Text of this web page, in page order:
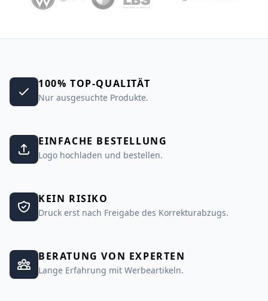
100% TOP-QUALITÄT
Nur ausgesuchte Produkte.
EINFACHE BESTELLUNG
Logo hochladen und bestellen.
KEIN RISIKO
Druck erst nach Freigabe des Korrekturabzugs.
BERATUNG VON EXPERTEN
Lange Erfahrung mit Werbeartikeln.